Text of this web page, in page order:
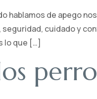
hablamos de apego
seguridad, cuidado y
lo que […]